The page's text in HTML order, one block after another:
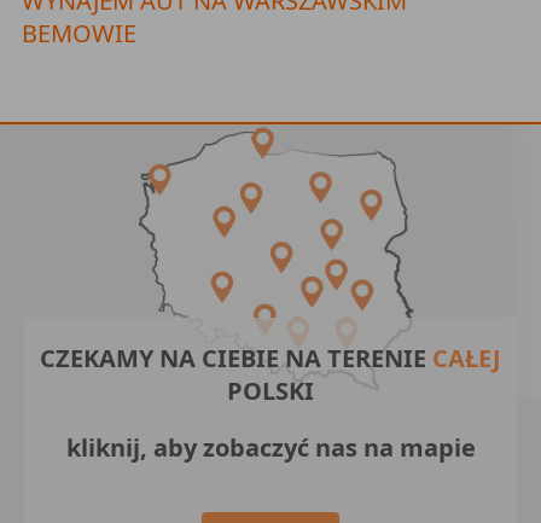
BEMOWIE
CZEKAMY NA CIEBIE NA TERENIE CAŁEJ
POLSKI
kliknij, aby zobaczyć nas na mapie